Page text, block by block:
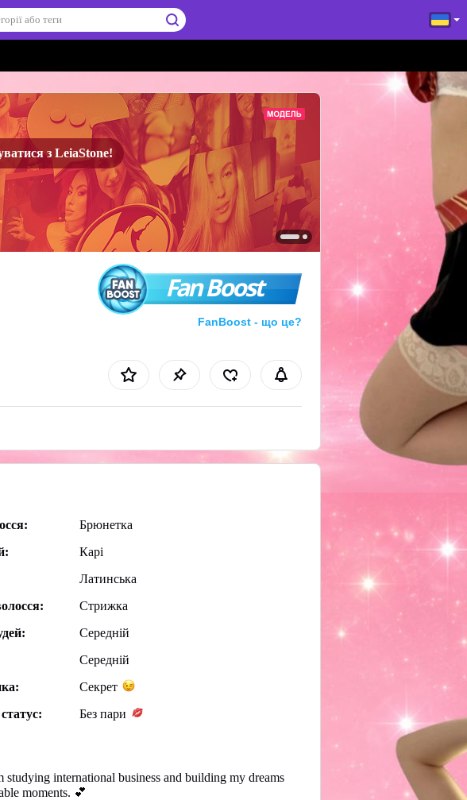
з LeiaStone!
Fan Boost
FanBoost - що це?
Брюнетка
Карі
Латинська
Стрижка
Середній
Середній
Секрет
Без пари
studying international business and building my dreams
moments. 💕